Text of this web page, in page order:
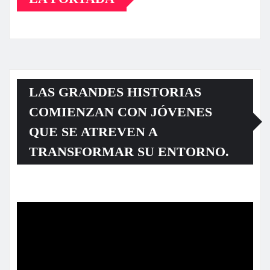
LAS GRANDES HISTORIAS
COMIENZAN CON JÓVENES
QUE SE ATREVEN A
TRANSFORMAR SU ENTORNO.